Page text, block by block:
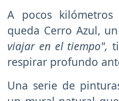
A pocos
queda Cerro Azul,
viajar en el tiempo",
respirar profundo
Una serie de